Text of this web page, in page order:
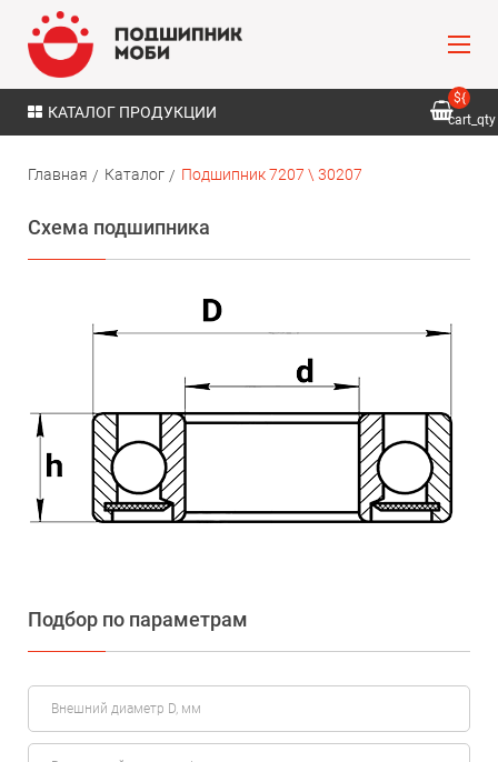
КАТАЛОГ ПРОДУКЦИИ
${
cart_qty
Главная Каталог Подшипник 7207 \ 30207
Схема подшипника
Подбор по параметрам